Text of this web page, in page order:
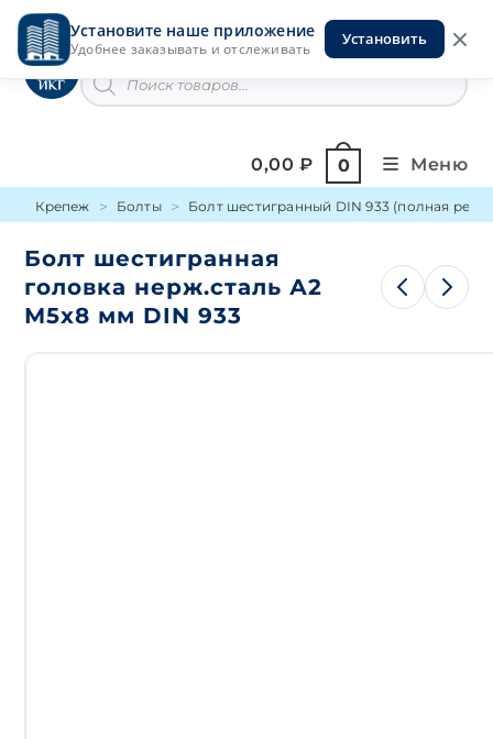
Установите наше приложение
Удобнее заказывать и отслеживать
Установить
Перейти
содержимомуИнструменты на Горской
товаров
0,00₽ 0 Меню
Крепеж Болты Болт шестигранный DIN 933 (полная
Болт шестигранная
головка нерж.сталь А2
М5х8 мм DIN 933